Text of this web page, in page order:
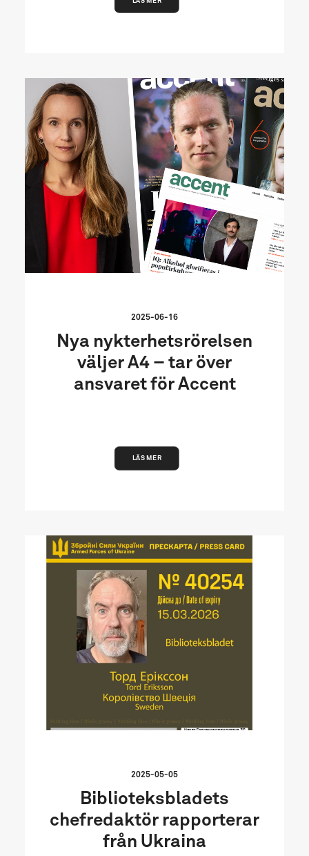
2025-06-16
Nya nykterhetsrörelsen
väljer A4 – tar över
ansvaret för Accent
LÄS MER
2025-05-05
Biblioteksbladets
chefredaktör rapporterar
från Ukraina